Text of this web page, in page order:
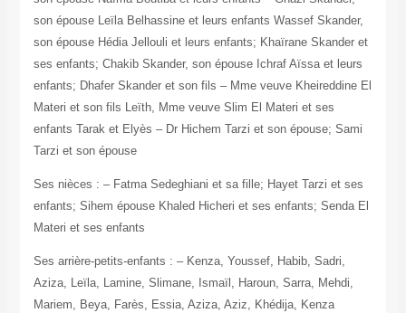
son épouse Leïla Belhassine et leurs enfants Wassef Skander,
son épouse Hédia Jellouli et leurs enfants; Khaïrane Skander et
ses enfants; Chakib Skander, son épouse Ichraf Aïssa et leurs
enfants; Dhafer Skander et son fils – Mme veuve Kheireddine El
Materi et son fils Leïth, Mme veuve Slim El Materi et ses
enfants Tarak et Elyès – Dr Hichem Tarzi et son épouse; Sami
Tarzi et son épouse
Ses nièces : – Fatma Sedeghiani et sa fille; Hayet Tarzi et ses
enfants; Sihem épouse Khaled Hicheri et ses enfants; Senda El
Materi et ses enfants
Ses arrière-petits-enfants : – Kenza, Youssef, Habib, Sadri,
Aziza, Leïla, Lamine, Slimane, Ismaïl, Haroun, Sarra, Mehdi,
Mariem, Beya, Farès, Essia, Aziza, Aziz, Khédija, Kenza